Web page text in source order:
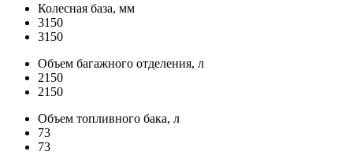
Колесная база, мм
3150
3150
Объем багажного отделения, л
2150
2150
Объем топливного бака, л
73
73